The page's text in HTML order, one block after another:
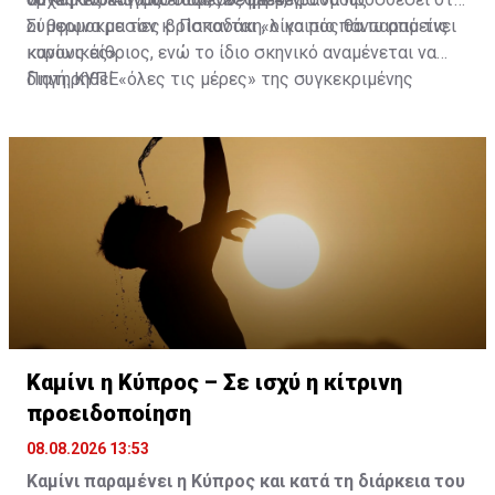
οι θερμοκρασίες βρίσκονται «λίγο πιο πάνω από τις
κανονικές».
Σύμφωνα με τον κ. Παπαδάκη, ο καιρός θα παραμείνει
κυρίως αίθριος, ενώ το ίδιο σκηνικό αναμένεται να
διατηρηθεί «όλες τις μέρες» της συγκεκριμένης
Πηγή: ΚΥΠΕ
Καμίνι η Κύπρος – Σε ισχύ η κίτρινη
προειδοποίηση
08.08.2026 13:53
Καμίνι παραμένει η Κύπρος και κατά τη διάρκεια του